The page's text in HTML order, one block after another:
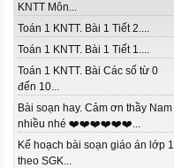
KNTT Môn...
Toán 1 KNTT. Bài 1 Tiết 2....
Toán 1 KNTT. Bài 1 Tiết 1....
Toán 1 KNTT. Bài Các số từ 0
đến 10...
Bài soạn hay. Cảm ơn thầy Nam
nhiều nhé ❤️❤️❤️❤️❤️❤️...
Kế hoạch bài soạn giáo án lớp 1
theo SGK...